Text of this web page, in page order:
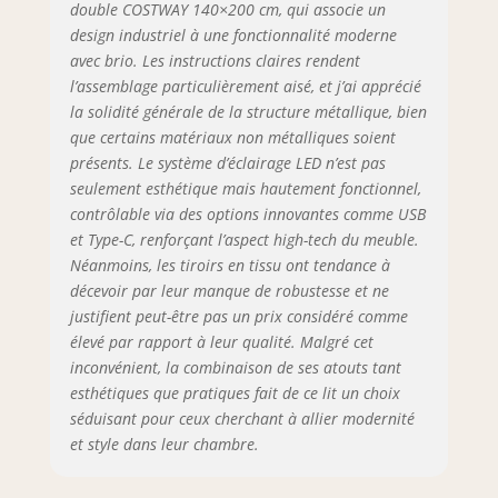
port Type-C,
prenant en charge
plusieurs appareils
en même temps.
【Tête de lit de
rangement et 4
tiroirs : 】Le cadre
de lit double
dispose d'une tête
de lit à 2 niveaux
pour les essentiels
du coucher et de 4
rangement pour la
literie hors saison.
Chaque tiroir
repose sur 4
roulettes lisses
pour une traction
double COSTWAY 140×200 cm, qui associe un
design industriel à une fonctionnalité moderne
avec brio. Les instructions claires rendent
l’assemblage particulièrement aisé, et j’ai apprécié
la solidité générale de la structure métallique, bien
que certains matériaux non métalliques soient
présents. Le système d’éclairage LED n’est pas
seulement esthétique mais hautement fonctionnel,
contrôlable via des options innovantes comme USB
et Type-C, renforçant l’aspect high-tech du meuble.
Néanmoins, les tiroirs en tissu ont tendance à
décevoir par leur manque de robustesse et ne
justifient peut-être pas un prix considéré comme
élevé par rapport à leur qualité. Malgré cet
inconvénient, la combinaison de ses atouts tant
esthétiques que pratiques fait de ce lit un choix
séduisant pour ceux cherchant à allier modernité
et style dans leur chambre.